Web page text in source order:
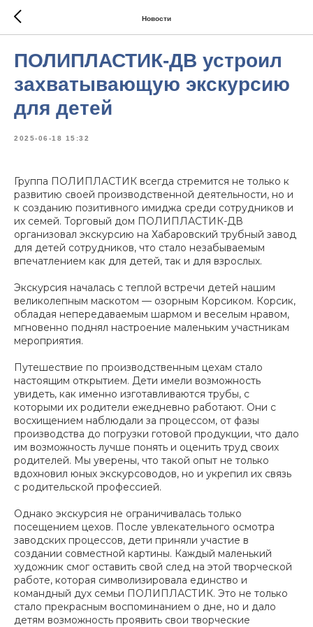
Новости
ПОЛИПЛАСТИК-ДВ устроил
захватывающую экскурсию
для детей
2025-06-18 15:32
Группа ПОЛИПЛАСТИК всегда стремится не только к
развитию своей производственной деятельности, но и
к созданию позитивного имиджа среди сотрудников и
их семей. Торговый дом ПОЛИПЛАСТИК-ДВ
организовал экскурсию на Хабаровский трубный завод
для детей сотрудников, что стало незабываемым
впечатлением как для детей, так и для взрослых.
Экскурсия началась с теплой встречи детей нашим
великолепным маскотом — озорным Корсиком. Корсик,
обладая непередаваемым шармом и веселым нравом,
мгновенно поднял настроение маленьким участникам
мероприятия.
Путешествие по производственным цехам стало
настоящим открытием. Дети имели возможность
увидеть, как именно изготавливаются трубы, с
которыми их родители ежедневно работают. Они с
восхищением наблюдали за процессом, от фазы
производства до погрузки готовой продукции, что дало
им возможность лучше понять и оценить труд своих
родителей. Мы уверены, что такой опыт не только
вдохновил юных экскурсоводов, но и укрепил их связь
с родительской профессией.
Однако экскурсия не ограничивалась только
посещением цехов. После увлекательного осмотра
заводских процессов, дети приняли участие в
создании совместной картины. Каждый маленький
художник смог оставить свой след на этой творческой
работе, которая символизировала единство и
командный дух семьи ПОЛИПЛАСТИК. Это не только
стало прекрасным воспоминанием о дне, но и дало
детям возможность проявить свои творческие